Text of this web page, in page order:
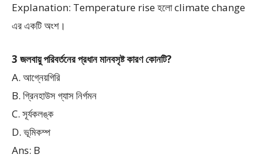
Explanation: Temperature rise হলো climate change
এর একটি অংশ।
3 জলবায়ু পরিবর্তনের প্রধান মানবসৃষ্ট কারণ কোনটি?
A. আগ্নেয়গিরি
B. গ্রিনহাউস গ্যাস নির্গমন
C. সূর্যকলঙ্ক
D. ভূমিকম্প
Ans: B